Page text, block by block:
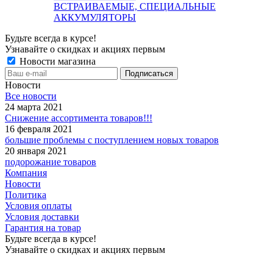
ВСТРАИВАЕМЫЕ, СПЕЦИАЛЬНЫЕ
АККУМУЛЯТОРЫ
Будьте всегда в курсе!
Узнавайте о скидках и акциях первым
Новости магазина
Новости
Все новости
24 марта 2021
Снижение ассортимента товаров!!!
16 февраля 2021
большие проблемы с поступлением новых товаров
20 января 2021
подорожание товаров
Компания
Новости
Политика
Условия оплаты
Условия доставки
Гарантия на товар
Будьте всегда в курсе!
Узнавайте о скидках и акциях первым